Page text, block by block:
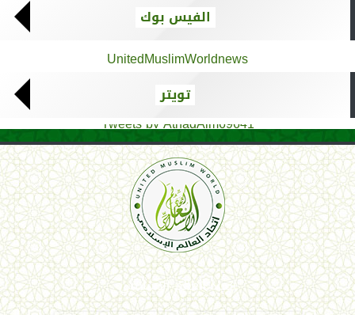
الفيس بوك
UnitedMuslimWorldnews
تويتر
Tweets by AthadAlm69641
اتحاد العالم الإسلامي